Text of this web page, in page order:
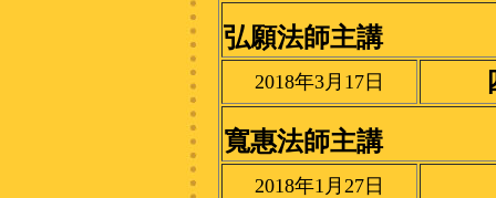
弘願法師主講
2018年3月17日
寬惠法師主講
2018年1月27日